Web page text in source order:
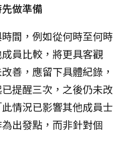
做準備
間，例如從何時至何時
員比較，將更具客觀
善，應留下具體紀錄，
提醒三次，之後仍未改
情況已影響其他成員士
出發點，而非針對個